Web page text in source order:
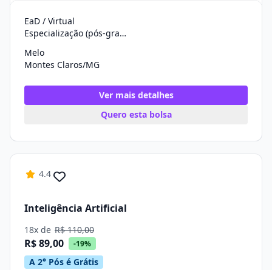
EaD / Virtual
Especialização (pós-graduação)
Melo
Montes Claros/MG
Ver mais detalhes
Quero esta bolsa
4.4
Inteligência Artificial
18x de R$ 110,00
R$ 89,00 -19%
A 2° Pós é Grátis